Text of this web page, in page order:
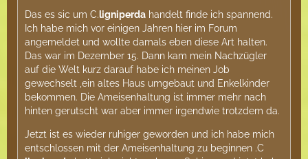
Das es sic um C.ligniperda handelt finde ich spannend.
Ich habe mich vor einigen Jahren hier im Forum
angemeldet und wollte damals eben diese Art halten.
Das war im Dezember 15. Dann kam mein Nachzügler
auf die Welt kurz darauf habe ich meinen Job
gewechselt ,ein altes Haus umgebaut und Enkelkinder
bekommen. Die Ameisenhaltung ist immer mehr nach
hinten gerutscht war aber immer irgendwie trotzdem da.
Jetzt ist es wieder ruhiger geworden und ich habe mich
entschlossen mit der Ameisenhaltung zu beginnen .C